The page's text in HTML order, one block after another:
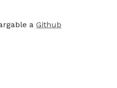
a Github